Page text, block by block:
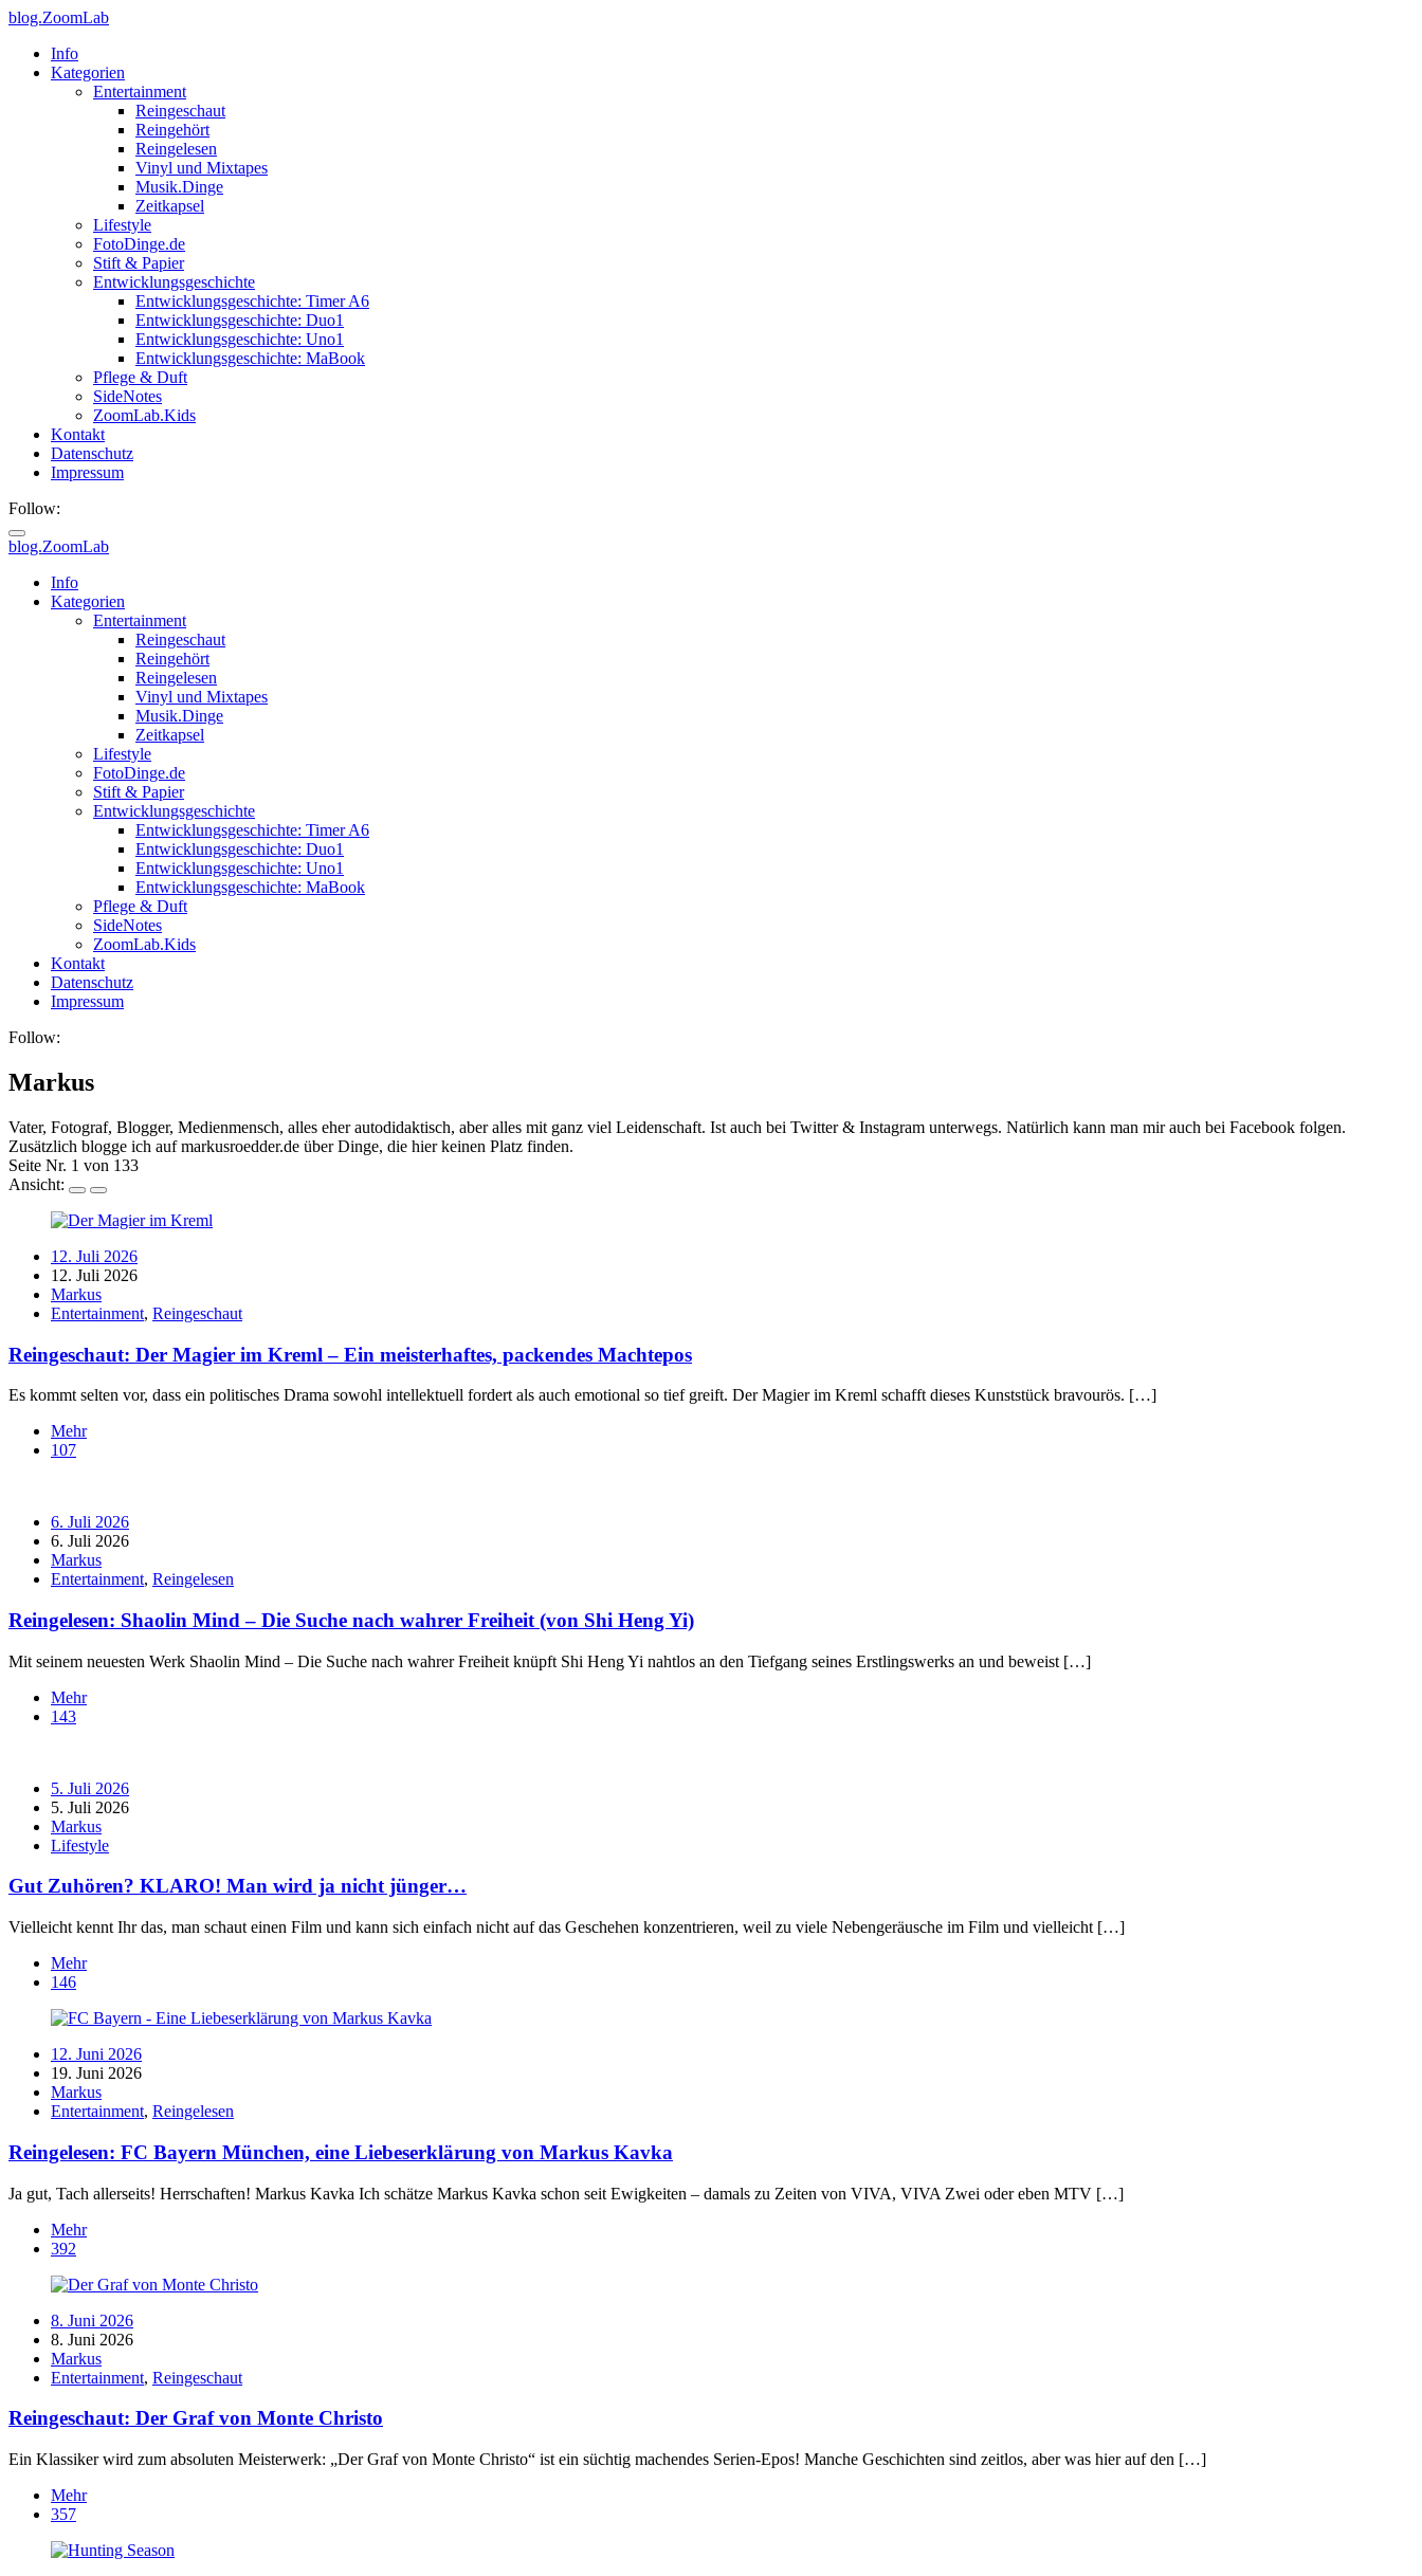
blog.ZoomLab
Info
Kategorien
Entertainment
Reingeschaut
Reingehört
Reingelesen
Vinyl und Mixtapes
Musik.Dinge
Zeitkapsel
Lifestyle
FotoDinge.de
Stift & Papier
Entwicklungsgeschichte
Entwicklungsgeschichte: Timer A6
Entwicklungsgeschichte: Duo1
Entwicklungsgeschichte: Uno1
Entwicklungsgeschichte: MaBook
Pflege & Duft
SideNotes
ZoomLab.Kids
Kontakt
Datenschutz
Impressum
Follow:
blog.ZoomLab
ZoomLab
Info
Kategorien
Entertainment
Reingeschaut
Reingehört
Reingelesen
Vinyl und Mixtapes
Musik.Dinge
Zeitkapsel
Lifestyle
FotoDinge.de
Stift & Papier
Entwicklungsgeschichte
Entwicklungsgeschichte: Timer A6
Entwicklungsgeschichte: Duo1
Entwicklungsgeschichte: Uno1
Entwicklungsgeschichte: MaBook
Pflege & Duft
SideNotes
ZoomLab.Kids
Kontakt
Datenschutz
Impressum
Follow:
Markus
Vater, Fotograf, Blogger, Medienmensch, alles eher autodidaktisch, aber alles mit ganz viel Leidenschaft. Ist auch bei Twitter & Instagram unterwegs. Natürlich kann man mir auch bei Facebook folgen.
Zusätzlich blogge ich auf markusroedder.de über Dinge, die hier keinen Platz finden.
Seite Nr. 1 von 133
Ansicht:
12. Juli 2026
12. Juli 2026
Markus
Entertainment, Reingeschaut
Reingeschaut: Der Magier im Kreml – Ein meisterhaftes, packendes Machtepos
Es kommt selten vor, dass ein politisches Drama sowohl intellektuell fordert als auch emotional so tief greift. Der Magier im Kreml schafft dieses Kunststück bravourös. […]
Mehr
107
6. Juli 2026
6. Juli 2026
Markus
Entertainment, Reingelesen
Reingelesen: Shaolin Mind – Die Suche nach wahrer Freiheit (von Shi Heng Yi)
Mit seinem neuesten Werk Shaolin Mind – Die Suche nach wahrer Freiheit knüpft Shi Heng Yi nahtlos an den Tiefgang seines Erstlingswerks an und beweist […]
Mehr
143
5. Juli 2026
5. Juli 2026
Markus
Lifestyle
Gut Zuhören? KLARO! Man wird ja nicht jünger…
Vielleicht kennt Ihr das, man schaut einen Film und kann sich einfach nicht auf das Geschehen konzentrieren, weil zu viele Nebengeräusche im Film und vielleicht […]
Mehr
146
12. Juni 2026
19. Juni 2026
Markus
Entertainment, Reingelesen
Reingelesen: FC Bayern München, eine Liebeserklärung von Markus Kavka
Ja gut, Tach allerseits! Herrschaften! Markus Kavka Ich schätze Markus Kavka schon seit Ewigkeiten – damals zu Zeiten von VIVA, VIVA Zwei oder eben MTV […]
Mehr
392
8. Juni 2026
8. Juni 2026
Markus
Entertainment, Reingeschaut
Reingeschaut: Der Graf von Monte Christo
Ein Klassiker wird zum absoluten Meisterwerk: „Der Graf von Monte Christo“ ist ein süchtig machendes Serien-Epos! Manche Geschichten sind zeitlos, aber was hier auf den […]
Mehr
357